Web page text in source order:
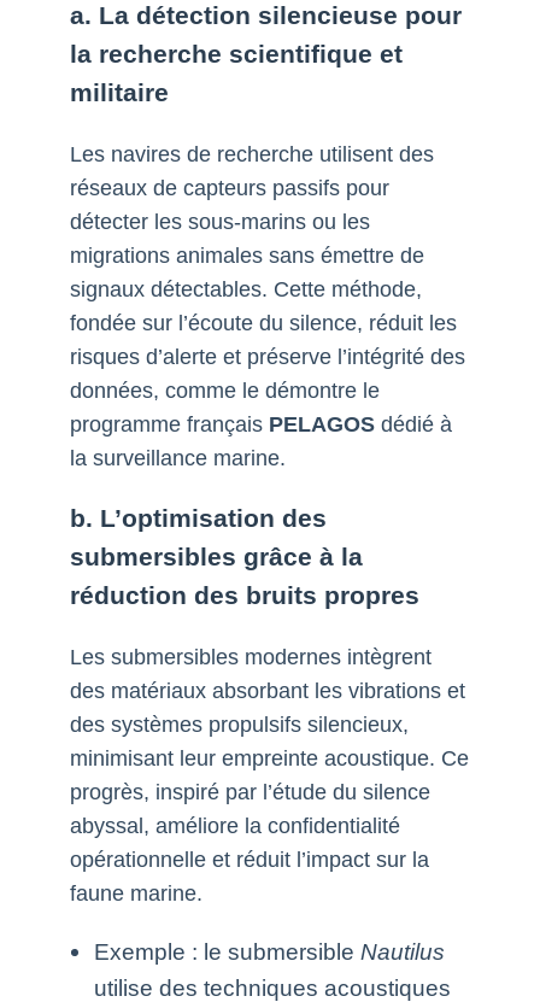
a. La détection silencieuse pour
la recherche scientifique et
militaire
Les navires de recherche utilisent des
réseaux de capteurs passifs pour
détecter les sous-marins ou les
migrations animales sans émettre de
signaux détectables. Cette méthode,
fondée sur l’écoute du silence, réduit les
risques d’alerte et préserve l’intégrité des
données, comme le démontre le
programme français PELAGOS dédié à
la surveillance marine.
b. L’optimisation des
submersibles grâce à la
réduction des bruits propres
Les submersibles modernes intègrent
des matériaux absorbant les vibrations et
des systèmes propulsifs silencieux,
minimisant leur empreinte acoustique. Ce
progrès, inspiré par l’étude du silence
abyssal, améliore la confidentialité
opérationnelle et réduit l’impact sur la
faune marine.
Exemple : le submersible Nautilus
utilise des techniques acoustiques